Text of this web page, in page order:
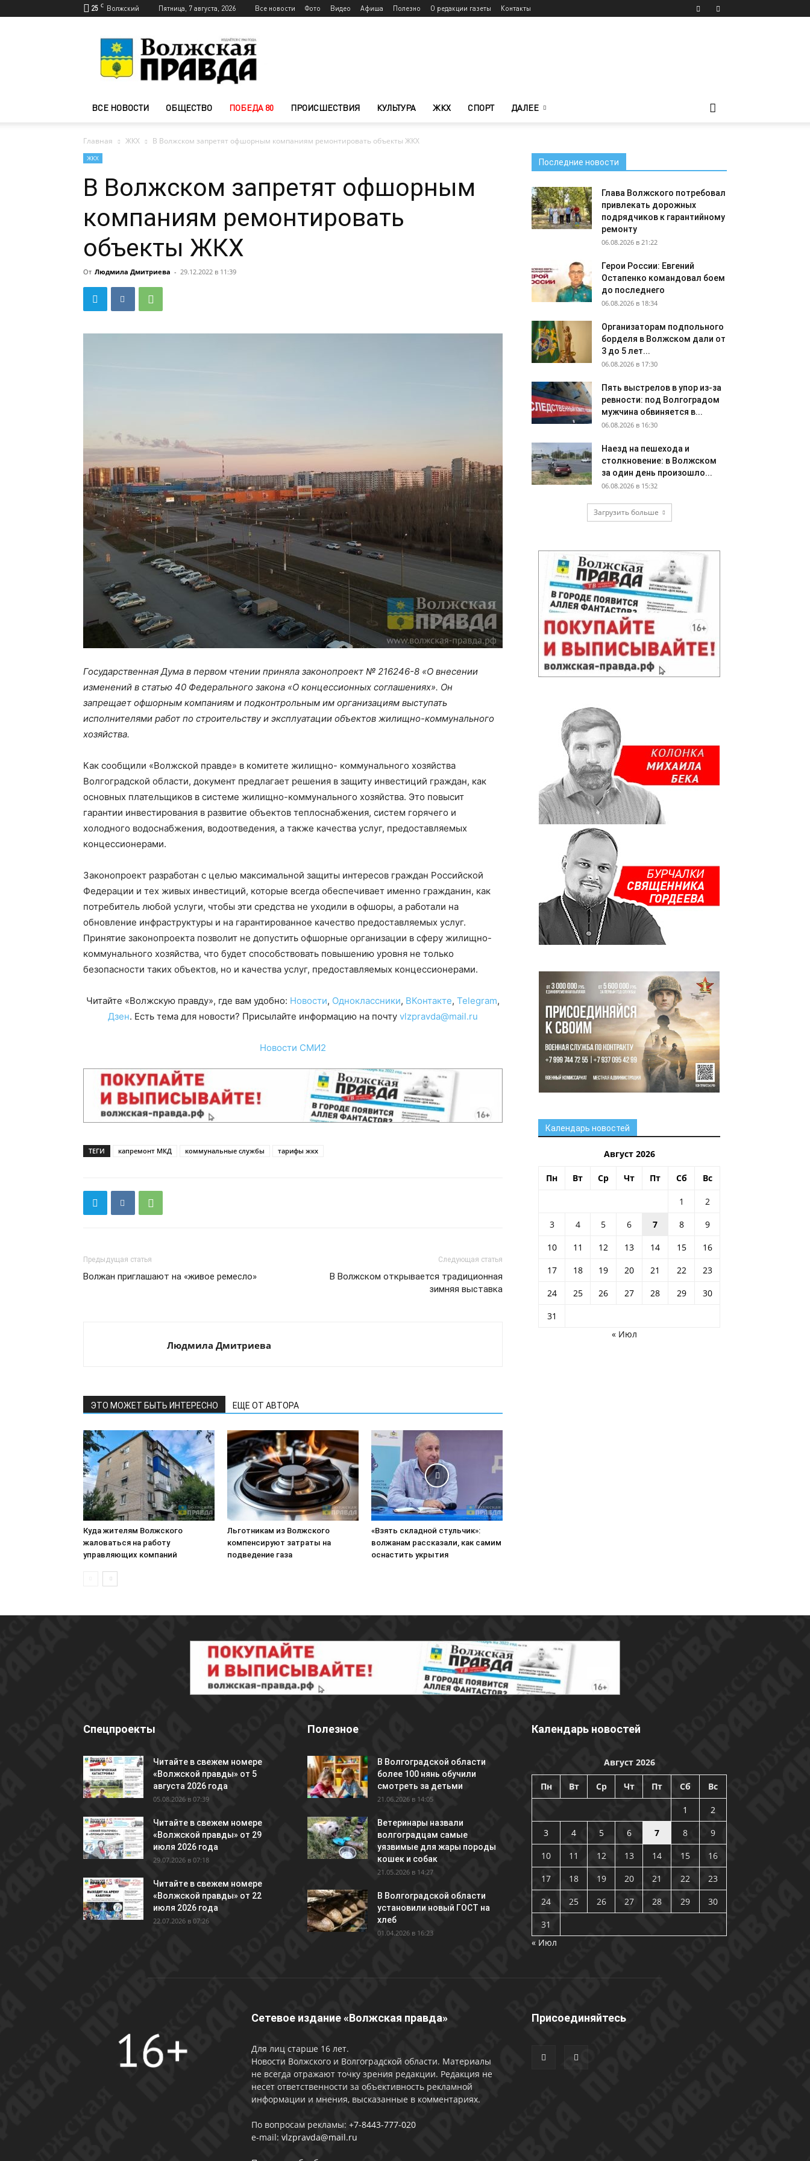
25 C Волжский Пятница, 7 августа, 2026 Все новости Фото Видео Афиша Полезно О редакции газеты Контакты
Волжского
—
Волжская
ВСЕ НОВОСТИ ОБЩЕСТВО ПОБЕДА 80 ПРОИСШЕСТВИЯ КУЛЬТУРА ЖКХ СПОРТ ДАЛЕЕ
Главная ЖКХ В Волжском запретят офшорным компаниям ремонтировать объекты ЖКХ
ЖКХ
В Волжском запретят офшорным
компаниям ремонтировать
объекты ЖКХ
От Людмила Дмитриева - 29.12.2022 в 11:39
Государственная Дума в первом чтении приняла законопроект № 216246-8 «О внесении
изменений в статью 40 Федерального закона «О концессионных соглашениях». Он
запрещает офшорным компаниям и подконтрольным им организациям выступать
исполнителями работ по строительству и эксплуатации объектов жилищно-коммунального
хозяйства.
Как сообщили «Волжской правде» в комитете жилищно- коммунального хозяйства
Волгоградской области, документ предлагает решения в защиту инвестиций граждан, как
основных плательщиков в системе жилищно-коммунального хозяйства. Это повысит
гарантии инвестирования в развитие объектов теплоснабжения, систем горячего и
холодного водоснабжения, водоотведения, а также качества услуг, предоставляемых
концессионерами.
Законопроект разработан с целью максимальной защиты интересов граждан Российской
Федерации и тех живых инвестиций, которые всегда обеспечивает именно гражданин, как
потребитель любой услуги, чтобы эти средства не уходили в офшоры, а работали на
обновление инфраструктуры и на гарантированное качество предоставляемых услуг.
Принятие законопроекта позволит не допустить офшорные организации в сферу жилищно-
коммунального хозяйства, что будет способствовать повышению уровня не только
безопасности таких объектов, но и качества услуг, предоставляемых концессионерами.
Читайте «Волжскую правду», где вам удобно: Новости, Одноклассники, ВКонтакте, Telegram,
Дзен. Есть тема для новости? Присылайте информацию на почту vlzpravda@mail.ru
Новости СМИ2
ТЕГИ капремонт МКД коммунальные службы тарифы жкх
Предыдущая статья
Волжан приглашают на «живое ремесло»
Следующая статья
В Волжском открывается традиционная
зимняя выставка
Людмила Дмитриева
ЭТО МОЖЕТ БЫТЬ ИНТЕРЕСНО ЕЩЕ ОТ АВТОРА
Куда жителям Волжского
жаловаться на работу
управляющих компаний
Льготникам из Волжского
компенсируют затраты на
подведение газа
«Взять складной стульчик»:
волжанам рассказали, как самим
оснастить укрытия
Последние новости
Глава Волжского потребовал
привлекать дорожных
подрядчиков к гарантийному
ремонту
06.08.2026 в 21:22
Герои России: Евгений
Остапенко командовал боем
до последнего
06.08.2026 в 18:34
Организаторам подпольного
борделя в Волжском дали от
3 до 5 лет...
06.08.2026 в 17:30
Пять выстрелов в упор из-за
ревности: под Волгоградом
мужчина обвиняется в...
06.08.2026 в 16:30
Наезд на пешехода и
столкновение: в Волжском
за один день произошло...
06.08.2026 в 15:32
Загрузить больше
Календарь новостей
Август 2026
Пн Вт Ср Чт Пт Сб Вс
1
2
3
4 5 6 7 8
9
10
11 12 13 14 15
16
17
18 19 20 21 22
23
24
25 26 27 28 29
30
31
« Июл
Спецпроекты
Читайте в свежем номере
«Волжской правды» от 5
августа 2026 года
05.08.2026 в 07:39
Читайте в свежем номере
«Волжской правды» от 29
июля 2026 года
29.07.2026 в 07:18
Читайте в свежем номере
«Волжской правды» от 22
июля 2026 года
22.07.2026 в 07:26
Полезное
В Волгоградской области
более 100 нянь обучили
смотреть за детьми
21.06.2026 в 14:05
Ветеринары назвали
волгоградцам самые
уязвимые для жары породы
кошек и собак
21.05.2026 в 14:27
В Волгоградской области
установили новый ГОСТ на
хлеб
01.04.2026 в 16:23
Календарь новостей
Август 2026
Пн Вт Ср Чт Пт Сб Вс
1
2
3
4 5 6 7 8
9
10
11 12 13 14 15
16
17
18 19 20 21 22
23
24
25 26 27 28 29
30
31
« Июл
Сетевое издание «Волжская правда»
Для лиц старше 16 лет.
Новости Волжского и Волгоградской области. Материалы
не всегда отражают точку зрения редакции. Редакция не
несет ответственности за объективность рекламной
информации и мнения, высказанные в комментариях.
По вопросам рекламы: +7-8443-777-020
e-mail: vlzpravda@mail.ru
Присоединяйтесь